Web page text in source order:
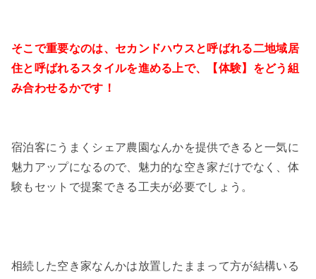
そこで重要なのは、セカンドハウスと呼ばれる二地域居
住と呼ばれるスタイルを進める上で、【体験】をどう組
み合わせるかです！
宿泊客にうまくシェア農園なんかを提供できると一気に
魅力アップになるので、魅力的な空き家だけでなく、体
験もセットで提案できる工夫が必要でしょう。
相続した空き家なんかは放置したままって方が結構いる